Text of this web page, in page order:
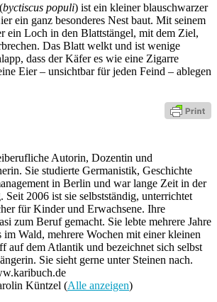
byctiscus populi) ist ein kleiner blauschwarzer
ein ganz besonderes Nest baut. Mit seinem
ein Loch in den Blattstängel, mit dem Ziel,
Das Blatt welkt und ist wenige
dass der Käfer es wie eine Zigarre
Eier – unsichtbar für jeden Feind – ablegen
Autorin, Dozentin und
Sie studierte Germanistik, Geschichte
in Berlin und war lange Zeit in der
Seit 2006 ist sie selbstständig, unterrichtet
für Kinder und Erwachsene. Ihre
zum Beruf gemacht. Sie lebte mehrere Jahre
im Wald, mehrere Wochen mit einer kleinen
auf dem Atlantik und bezeichnet sich selbst
Sie sieht gerne unter Steinen nach.
Küntzel (Alle anzeigen)